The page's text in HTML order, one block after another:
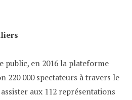
public, en 2016 la plateforme
220 000 spectateurs à travers le
aux 112 représentations